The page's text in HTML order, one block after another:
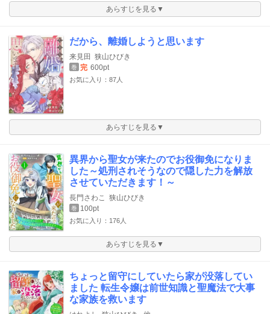
あらすじを見る▼
だから、離婚しようと思います
来見田 狭山ひびき
巻 完 600pt
お気に入り：87人
あらすじを見る▼
異界から聖女が来たのでお役御免になりま
した～処刑されそうなので隠した力を解放
させていただきます！～
長門さわこ 狭山ひびき
巻 100pt
お気に入り：176人
あらすじを見る▼
ちょっと留守にしていたら家が没落してい
ました 転生令嬢は前世知識と聖魔法で大事
な家族を救います